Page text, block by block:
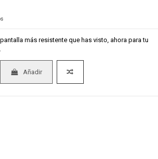
más resistente que has visto, ahora para tu
Añadir